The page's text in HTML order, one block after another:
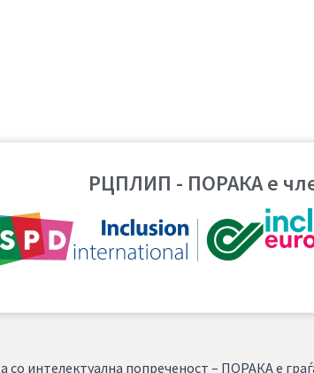
РЦПЛИП - ПОРАКА е
интелектуална попреченост – ПОРАКА е